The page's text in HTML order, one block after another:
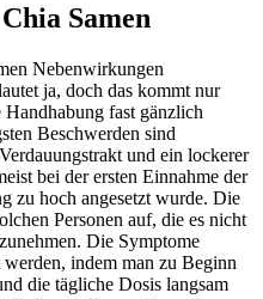
Samen
Nebenwirkungen
ja, doch das kommt nur
fast gänzlich
Beschwerden sind
und ein lockerer
bei der ersten Einnahme der
zu hoch angesetzt wurde. Die
Personen auf, die es nicht
Die Symptome
indem man zu Beginn
die tägliche Dosis langsam